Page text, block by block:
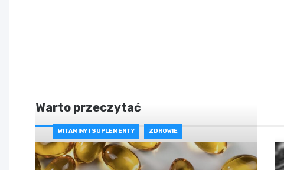
Warto przeczytać
WITAMINY I SUPLEMENTY ZDROWIE